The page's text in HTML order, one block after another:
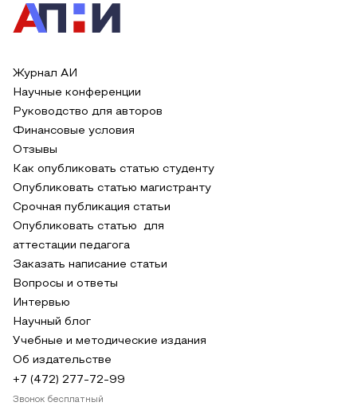
Журнал АИ
Научные конференции
Руководство для авторов
Финансовые условия
Отзывы
Как опубликовать статью студенту
Опубликовать статью магистранту
Срочная публикация статьи
Опубликовать статью для
аттестации педагога
Заказать написание статьи
Вопросы и ответы
Интервью
Научный блог
Учебные и методические издания
Об издательстве
+7 (472) 277-72-99
Звонок бесплатный